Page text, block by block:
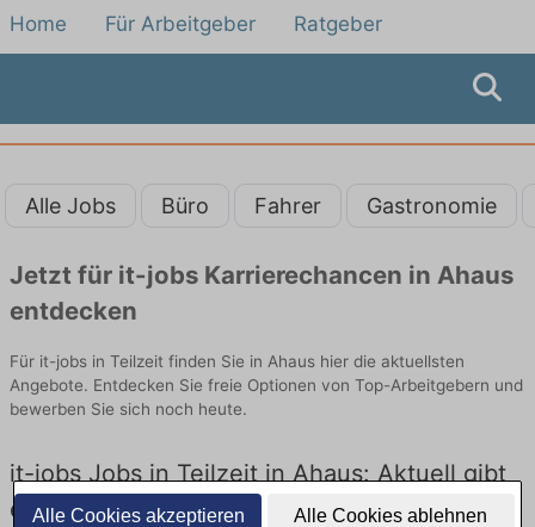
Alle Cookies akzeptieren Alle Cookies ablehnen
Home Für Arbeitgeber Ratgeber
Alle Jobs Büro Fahrer Gastronomie
Jetzt für it-jobs Karrierechancen in Ahaus
entdecken
Für it-jobs in Teilzeit finden Sie in Ahaus hier die aktuellsten
Angebote. Entdecken Sie freie Optionen von Top-Arbeitgebern und
bewerben Sie sich noch heute.
it-jobs Jobs in Teilzeit in Ahaus: Aktuell gibt
es keine Stellenangebote für it-jobs in Ahaus